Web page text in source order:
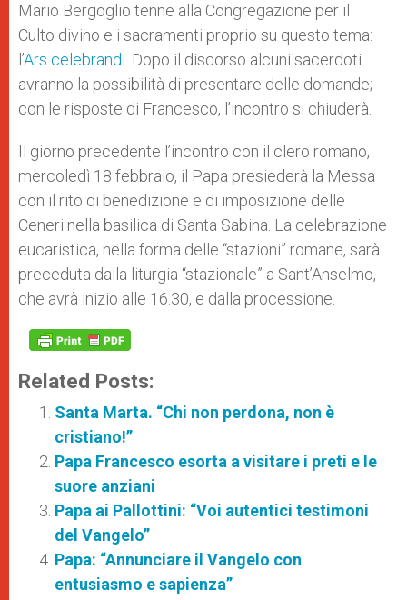
Mario Bergoglio tenne alla Congregazione per il
Culto divino e i sacramenti proprio su questo tema:
l’Ars celebrandi . Dopo il discorso alcuni sacerdoti
avranno la possibilità di presentare delle domande;
con le risposte di Francesco, l’incontro si chiuderà.
Il giorno precedente l’incontro con il clero romano,
mercoledì 18 febbraio, il Papa presiederà la Messa
con il rito di benedizione e di imposizione delle
Ceneri nella basilica di Santa Sabina. La celebrazione
eucaristica, nella forma delle “stazioni” romane, sarà
preceduta dalla liturgia “stazionale” a Sant’Anselmo,
che avrà inizio alle 16.30, e dalla processione.
Related Posts:
Santa Marta. “Chi non perdona, non è
cristiano!”
Papa Francesco esorta a visitare i preti e le
suore anziani
Papa ai Pallottini: “Voi autentici testimoni
del Vangelo”
Papa: “Annunciare il Vangelo con
entusiasmo e sapienza”